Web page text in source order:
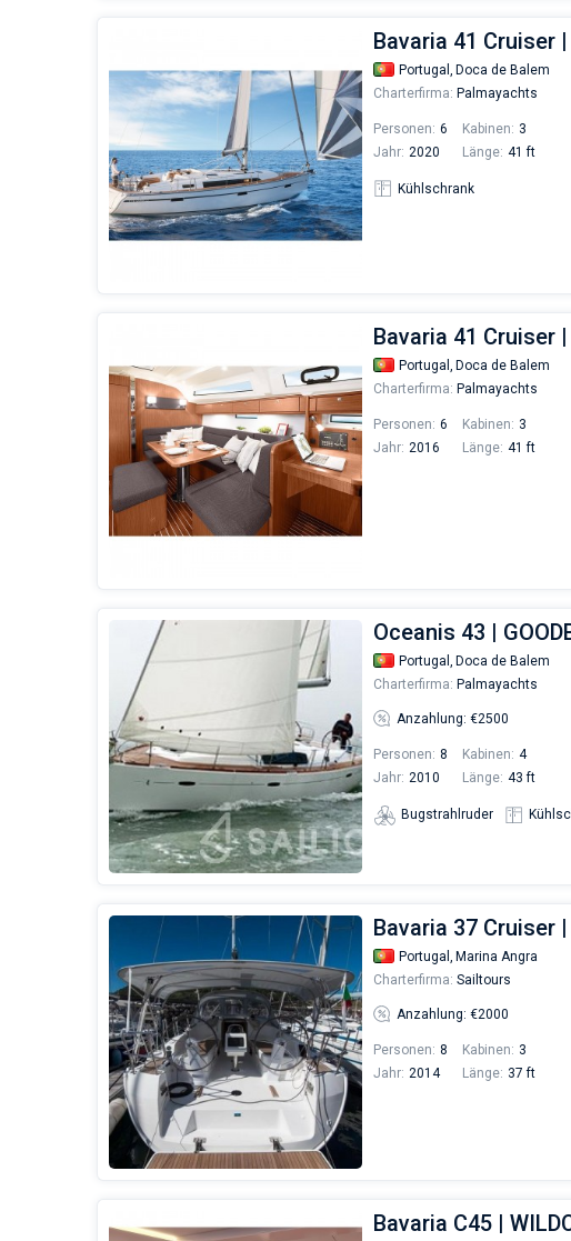
Bavaria 41 Cruiser |
Portugal, Doca de Balem
Charterfirma: Palmayachts
Personen: 6 Kabinen: 3
Jahr: 2020 Länge: 41 ft
Kühlschrank
Bavaria 41 Cruiser
Portugal, Doca de Balem
Charterfirma: Palmayachts
Personen: 6 Kabinen: 3
Jahr: 2016 Länge: 41 ft
Oceanis 43 |
Portugal, Doca de Balem
Charterfirma: Palmayachts
Anzahlung: €2500
Personen: 8 Kabinen: 4
Jahr: 2010 Länge: 43 ft
Bugstrahlruder
Bavaria 37 Cruiser
Portugal, Marina Angra
Charterfirma: Sailtours
Anzahlung: €2000
Personen: 8 Kabinen: 3
Jahr: 2014 Länge: 37 ft
Bavaria C45 |